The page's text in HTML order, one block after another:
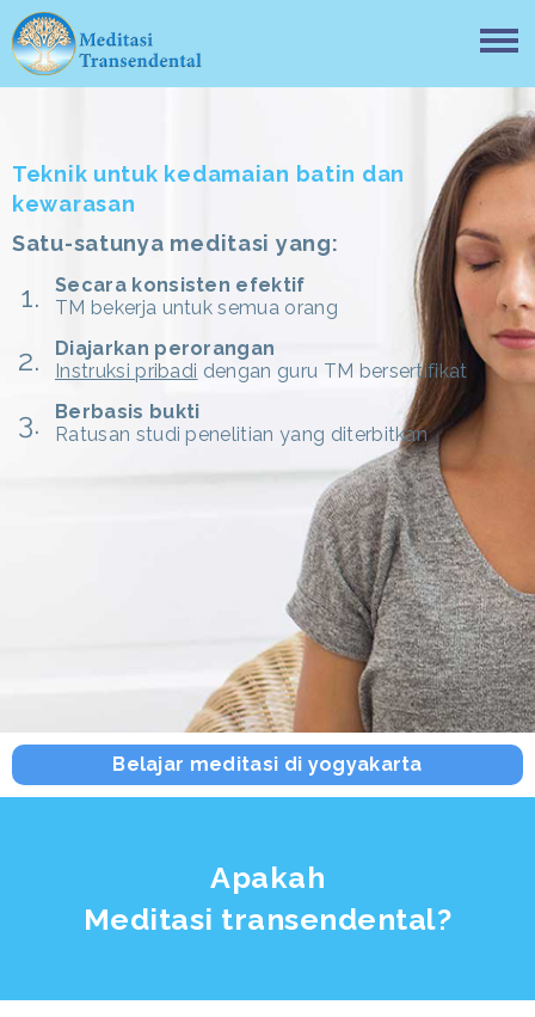
Teknik untuk kedamaian batin dan
kewarasan
Satu-satunya meditasi yang:
Secara konsisten efektif
TM bekerja untuk semua orang
Diajarkan perorangan
Instruksi pribadi dengan guru TM bersertifikat
Berbasis bukti
Ratusan studi penelitian yang diterbitkan
Belajar meditasi di yogyakarta
Apakah
Meditasi transendental?